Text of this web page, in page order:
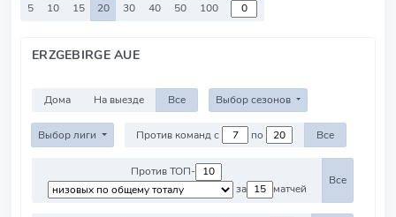
5 10 15 20 30 40 50 100
ERZGEBIRGE AUE
Дома На выезде Все Выбор сезонов
Выбор лиги Против команд с по Все
Против ТОП-
за
матчей
Все